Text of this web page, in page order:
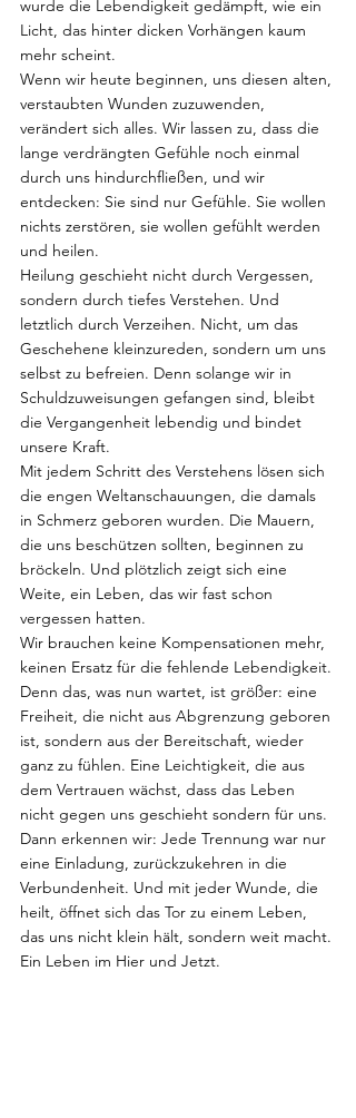
wurde die Lebendigkeit gedämpft, wie ein
Licht, das hinter dicken Vorhängen kaum
mehr scheint.
Wenn wir heute beginnen, uns diesen alten,
verstaubten Wunden zuzuwenden,
verändert sich alles. Wir lassen zu, dass die
lange verdrängten Gefühle noch einmal
durch uns hindurchfließen, und wir
entdecken: Sie sind nur Gefühle. Sie wollen
nichts zerstören, sie wollen gefühlt werden
und heilen.
Heilung geschieht nicht durch Vergessen,
sondern durch tiefes Verstehen. Und
letztlich durch Verzeihen. Nicht, um das
Geschehene kleinzureden, sondern um uns
selbst zu befreien. Denn solange wir in
Schuldzuweisungen gefangen sind, bleibt
die Vergangenheit lebendig und bindet
unsere Kraft.
Mit jedem Schritt des Verstehens lösen sich
die engen Weltanschauungen, die damals
in Schmerz geboren wurden. Die Mauern,
die uns beschützen sollten, beginnen zu
bröckeln. Und plötzlich zeigt sich eine
Weite, ein Leben, das wir fast schon
vergessen hatten.
Wir brauchen keine Kompensationen mehr,
keinen Ersatz für die fehlende Lebendigkeit.
Denn das, was nun wartet, ist größer: eine
Freiheit, die nicht aus Abgrenzung geboren
ist, sondern aus der Bereitschaft, wieder
ganz zu fühlen. Eine Leichtigkeit, die aus
dem Vertrauen wächst, dass das Leben
nicht gegen uns geschieht sondern für uns.
Dann erkennen wir: Jede Trennung war nur
eine Einladung, zurückzukehren in die
Verbundenheit. Und mit jeder Wunde, die
heilt, öffnet sich das Tor zu einem Leben,
das uns nicht klein hält, sondern weit macht.
Ein Leben im Hier und Jetzt.